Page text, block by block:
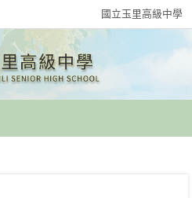
國立玉里高級中學